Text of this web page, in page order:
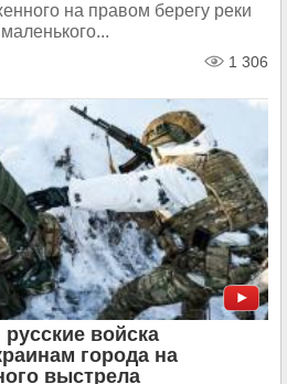
на правом берегу реки
1 306
войска
города на
выстрела